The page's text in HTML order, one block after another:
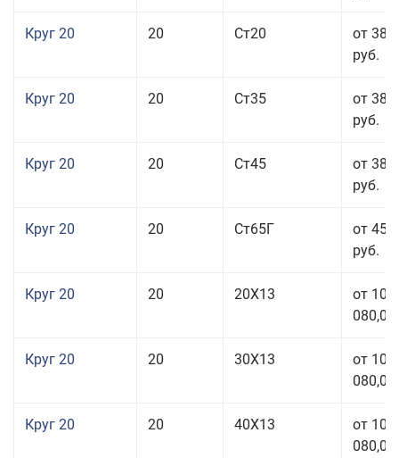
Круг 20 20 Ст20
от 38
руб.
Круг 20 20 Ст35
от 38
руб.
Круг 20 20 Ст45
от 38
руб.
Круг 20 20 Ст65Г
от 45
руб.
Круг 20 20 20Х13
от 103
080,00
Круг 20 20 30Х13
от 103
080,00
Круг 20 20 40Х13
от 103
080,00